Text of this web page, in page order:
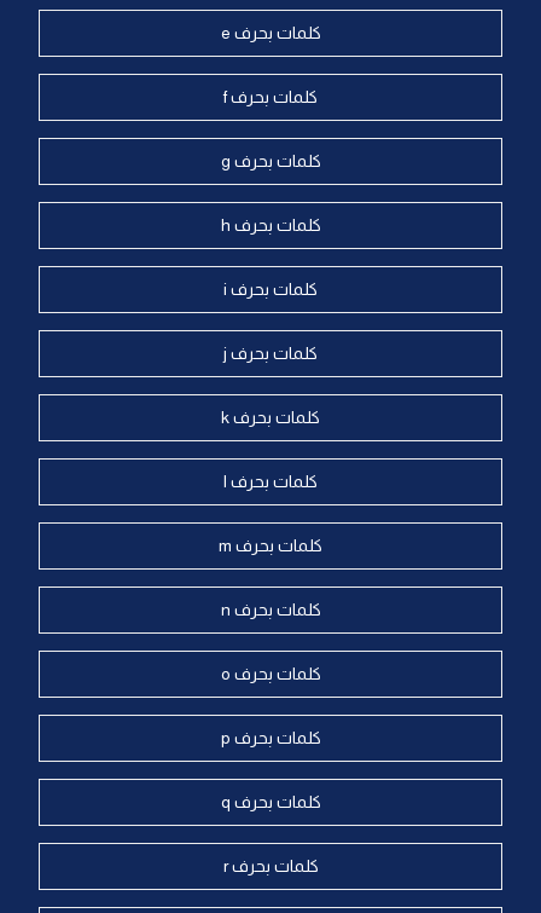
كلمات بحرف e
كلمات بحرف f
كلمات بحرف g
كلمات بحرف h
كلمات بحرف i
كلمات بحرف j
كلمات بحرف k
كلمات بحرف l
كلمات بحرف m
كلمات بحرف n
كلمات بحرف o
كلمات بحرف p
كلمات بحرف q
كلمات بحرف r